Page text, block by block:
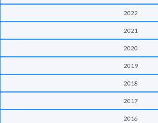
2022
2021
2020
2019
2018
2017
2016